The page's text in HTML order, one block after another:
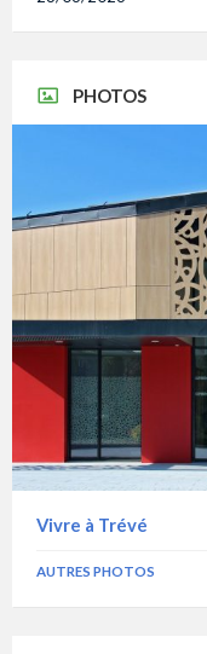
PHOTOS
Vivre à Trévé
AUTRES PHOTOS